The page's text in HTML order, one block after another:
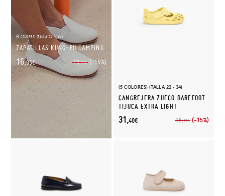
(9 COLORES) (TALLA 22 - 42)
ZAPATILLAS KUNG-FU CAMPING
19,95€ (-15%)
16,95€
(5 COLORES) (TALLA 22 - 34)
CANGREJERA ZUECO BAREFOOT
TIJUCA EXTRA LIGHT
36,95€ (-15%)
31,40€